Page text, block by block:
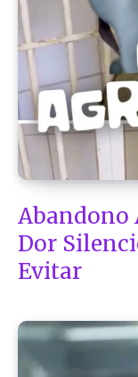
Abandono
Dor
Evitar